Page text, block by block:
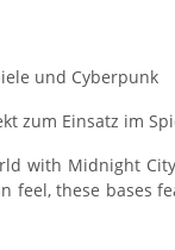
und Cyberpunk
zum Einsatz im
with Midnight
these bases